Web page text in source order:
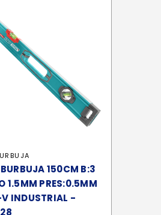
BURBUJA 150CM B:3
1.5MM PRES:0.5MM
INDUSTRIAL -